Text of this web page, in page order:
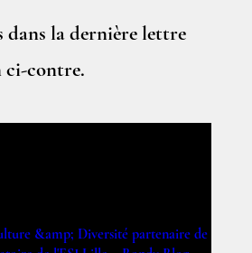
dans la dernière lettre
ci-contre.